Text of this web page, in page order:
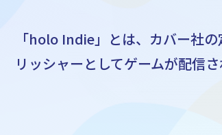
「holo Indie」とは、カバー社
リッシャーとしてゲームが配信